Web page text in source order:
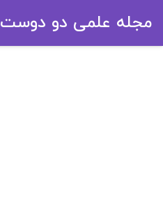
مجله علمی دو دوست